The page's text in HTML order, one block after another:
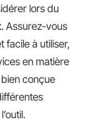
lors du
. Assurez-vous
facile à utiliser,
en matière
conçue